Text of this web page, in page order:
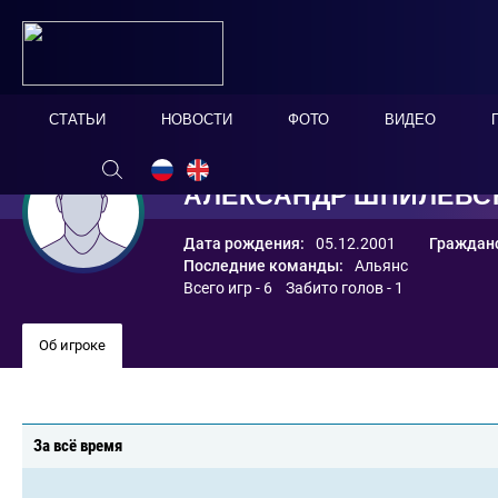
СТАТЬИ НОВОСТИ ФОТО ВИДЕО
АЛЕКСАНДР
Дата рождения: 05.12.2001
Последние команды:
Альянс
Всего игр - 6 Забито голов - 1
Об игроке
За всё время